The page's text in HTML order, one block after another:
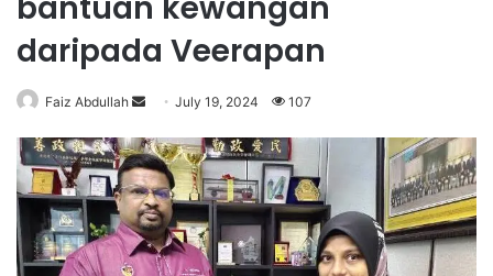
daripada Veerapan
Faiz Abdullah
n
d
a
n
e
July 19, 2024 107